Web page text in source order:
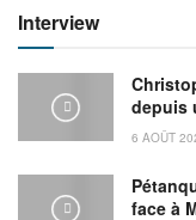
Interview
depuis
6 AOÛT
face à